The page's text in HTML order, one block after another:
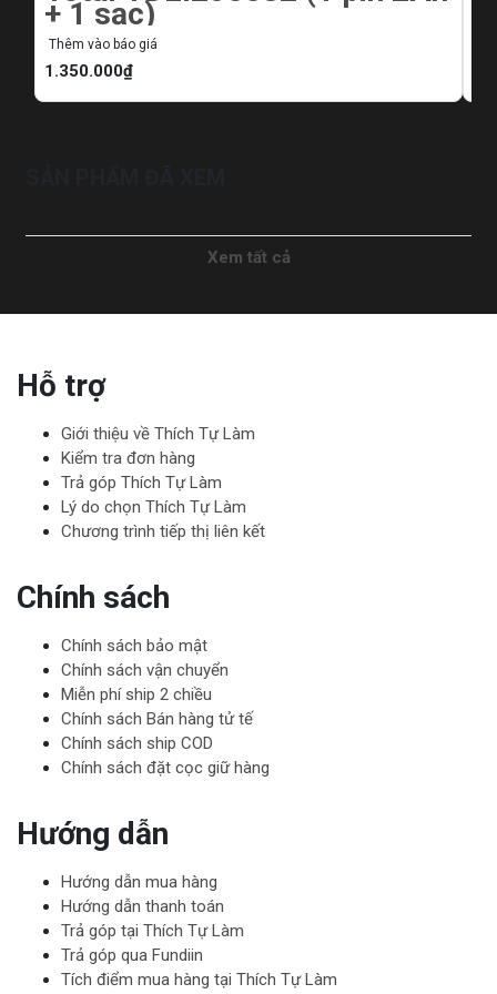
+ 1 sạc)
Thêm vào báo giá
1.350.000₫
Xem tất cả
Hỗ trợ
Giới thiệu về Thích Tự Làm
Kiểm tra đơn hàng
Trả góp Thích Tự Làm
Lý do chọn Thích Tự Làm
Chương trình tiếp thị liên kết
Chính sách
Chính sách bảo mật
Chính sách vận chuyển
Miễn phí ship 2 chiều
Chính sách Bán hàng tử tế
Chính sách ship COD
Chính sách đặt cọc giữ hàng
Hướng dẫn
Hướng dẫn mua hàng
Hướng dẫn thanh toán
Trả góp tại Thích Tự Làm
Trả góp qua Fundiin
Tích điểm mua hàng tại Thích Tự Làm